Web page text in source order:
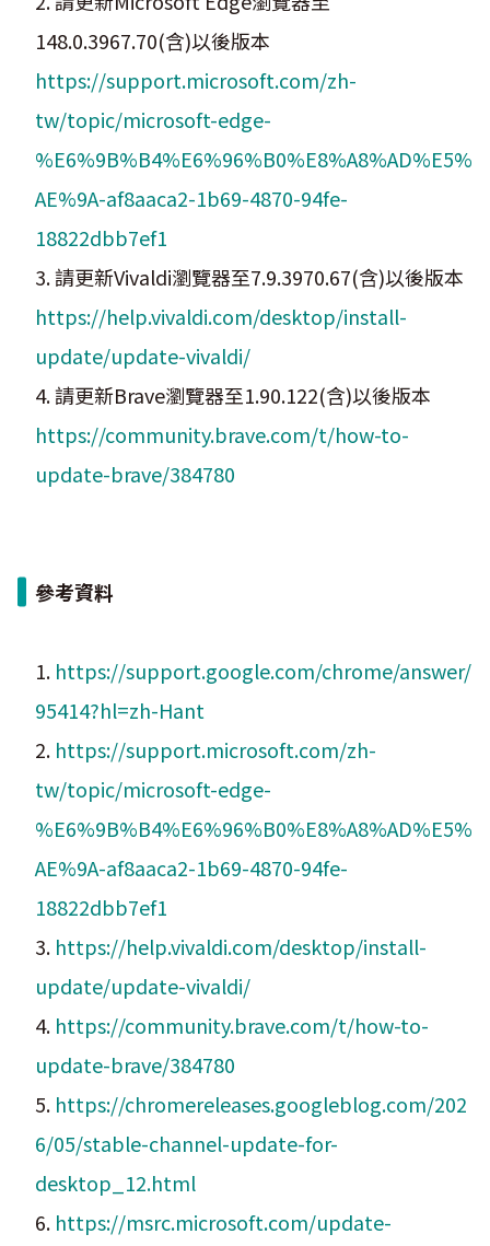
148.0.3967.70(含)以後版本
https://support.microsoft.com/zh-
tw/topic/microsoft-edge-
%E6%9B%B4%E6%96%B0%E8%A8%AD%E5%
AE%9A-af8aaca2-1b69-4870-94fe-
18822dbb7ef1
3. 請更新Vivaldi瀏覽器至7.9.3970.67(含)以後版本
https://help.vivaldi.com/desktop/install-
update/update-vivaldi/
4. 請更新Brave瀏覽器至1.90.122(含)以後版本
https://community.brave.com/t/how-to-
update-brave/384780
參考資料
1. https://support.google.com/chrome/answer/
95414?hl=zh-Hant
2. https://support.microsoft.com/zh-
tw/topic/microsoft-edge-
%E6%9B%B4%E6%96%B0%E8%A8%AD%E5%
AE%9A-af8aaca2-1b69-4870-94fe-
18822dbb7ef1
3. https://help.vivaldi.com/desktop/install-
update/update-vivaldi/
4. https://community.brave.com/t/how-to-
update-brave/384780
5. https://chromereleases.googleblog.com/202
6/05/stable-channel-update-for-
desktop_12.html
6. https://msrc.microsoft.com/update-